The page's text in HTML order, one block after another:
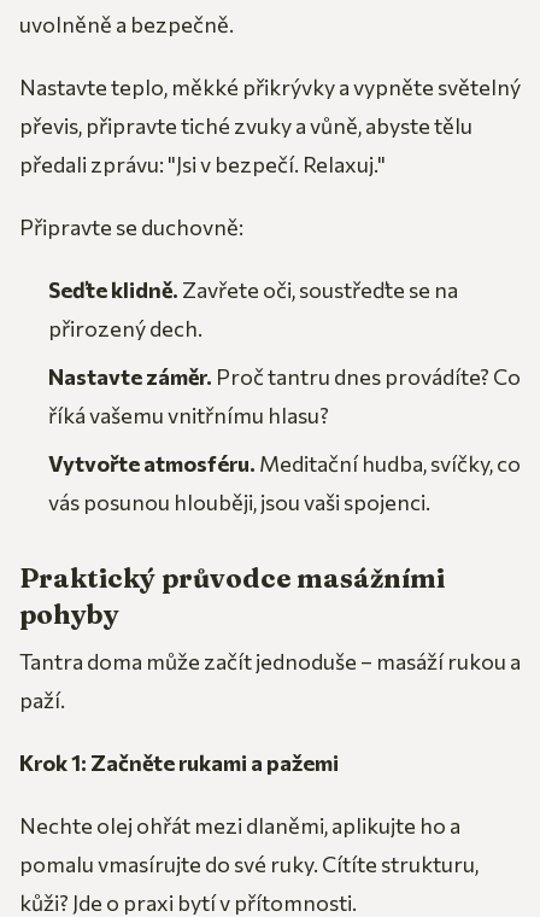
uvolněně a bezpečně.
Nastavte teplo, měkké přikrývky a vypněte světelný
převis, připravte tiché zvuky a vůně, abyste tělu
předali zprávu: "Jsi v bezpečí. Relaxuj."
Připravte se duchovně:
Seďte klidně. Zavřete oči, soustřeďte se na
přirozený dech.
Nastavte záměr. Proč tantru dnes provádíte? Co
říká vašemu vnitřnímu hlasu?
Vytvořte atmosféru. Meditační hudba, svíčky, co
vás posunou hlouběji, jsou vaši spojenci.
Praktický průvodce masážními
pohyby
Tantra doma může začít jednoduše – masáží rukou a
paží.
Krok 1: Začněte rukami a pažemi
Nechte olej ohřát mezi dlaněmi, aplikujte ho a
pomalu vmasírujte do své ruky. Cítíte strukturu,
kůži? Jde o praxi bytí v přítomnosti.